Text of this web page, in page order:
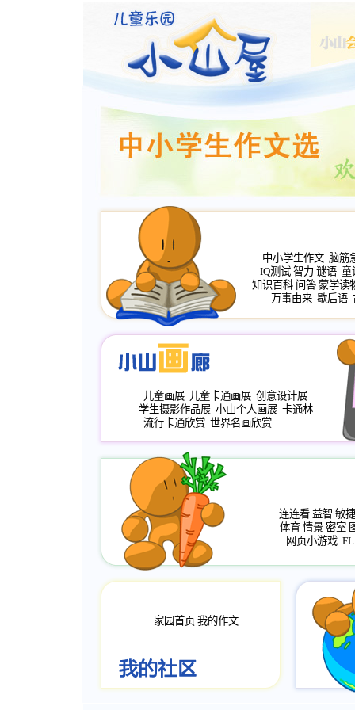
中小学生作文 脑筋
IQ测试 智力 谜语 童
知识百科 问答 蒙学读
万事由来 歇后语
儿童画展 儿童卡通画展 创意设计展
学生摄影作品展 小山个人画展 卡通林
流行卡通欣赏 世界名画欣赏 ………
连连看 益智 敏捷
体育 情景 密室
网页小游戏
家园首页 我的作文